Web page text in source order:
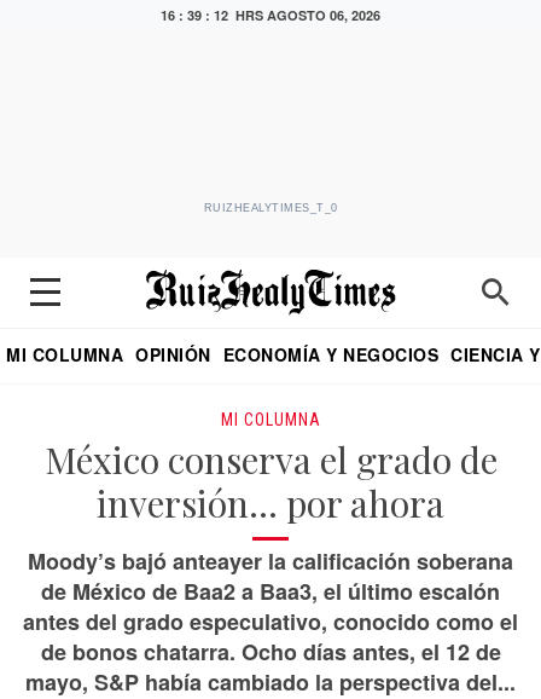
16 : 39 : 13 HRS AGOSTO 06, 2026
RUIZHEALYTIMES_T_0
MI COLUMNA OPINIÓN ECONOMÍA Y NEGOCIOS CIENCIA
MI COLUMNA
México conserva el grado de
inversión… por ahora
Moody’s bajó anteayer la calificación soberana
de México de Baa2 a Baa3, el último escalón
antes del grado especulativo, conocido como el
de bonos chatarra. Ocho días antes, el 12 de
mayo, S&P había cambiado la perspectiva del...